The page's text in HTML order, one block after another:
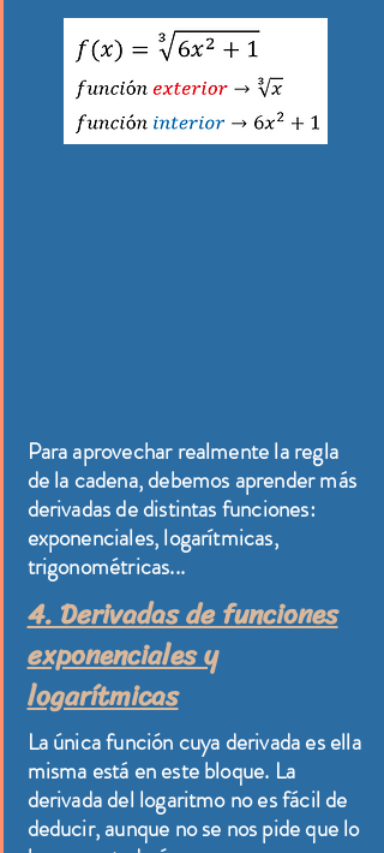
Para aprovechar realmente la regla
de la cadena, debemos aprender más
derivadas de distintas funciones:
exponenciales, logarítmicas,
trigonométricas...
4. Derivadas de funciones
exponenciales y
logarítmicas
La única función cuya derivada es ella
misma está en este bloque. La
derivada del logaritmo no es fácil de
deducir, aunque no se nos pide que lo